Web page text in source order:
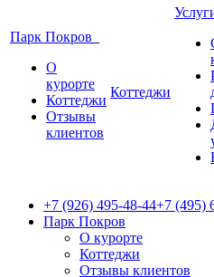
Парк Покров
О
курорте
Коттеджи
Отзывы
клиентов
Коттеджи
+7 (926) 495-48-44+7 (495)
Парк Покров
О курорте
Коттеджи
Отзывы клиентов